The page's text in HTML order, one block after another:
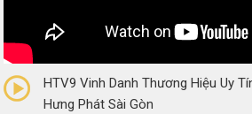
(0 Reviews)
HTV9 Vinh Danh Thương Hiệu Uy
Hưng Phát Sài Gòn